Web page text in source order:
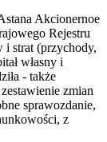
Akcionernoe
Rejestru
i strat (przychody,
własny i
- także
zmian
sprawozdanie,
z